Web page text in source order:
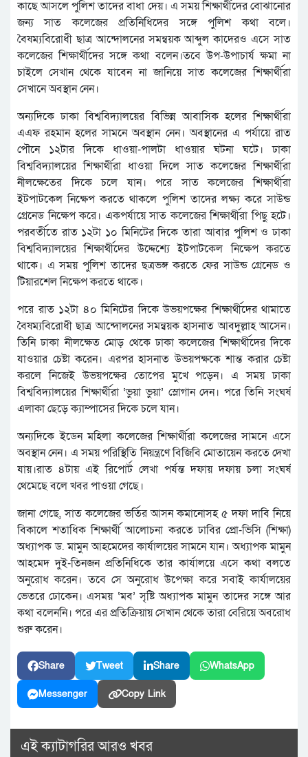
কাছে আসলে পুলিশ তাদের বাধা দেয়। এ সময় শিক্ষার্থীদের বোঝানোর
জন্য সাত কলেজের প্রতিনিধিদের সঙ্গে পুলিশ কথা বলে।
বৈষম্যবিরোধী ছাত্র আন্দোলনের সমন্বয়ক আব্দুল কাদেরও এসে সাত
কলেজের শিক্ষার্থীদের সঙ্গে কথা বলেন।তবে উপ-উপাচার্য ক্ষমা না
চাইলে সেখান থেকে যাবেন না জানিয়ে সাত কলেজের শিক্ষার্থীরা
সেখানে অবস্থান নেন।
অন্যদিকে ঢাকা বিশ্ববিদ্যালয়ের বিভিন্ন আবাসিক হলের শিক্ষার্থীরা
এএফ রহমান হলের সামনে অবস্থান নেন। অবস্থানের এ পর্যায়ে রাত
পৌনে ১২টার দিকে ধাওয়া-পালটা ধাওয়ার ঘটনা ঘটে। ঢাকা
বিশ্ববিদ্যালয়ের শিক্ষার্থীরা ধাওয়া দিলে সাত কলেজের শিক্ষার্থীরা
নীলক্ষেতের দিকে চলে যান। পরে সাত কলেজের শিক্ষার্থীরা
ইটপাটকেল নিক্ষেপ করতে থাকলে পুলিশ তাদের লক্ষ্য করে সাউন্ড
গ্রেনেড নিক্ষেপ করে। একপর্যায়ে সাত কলেজের শিক্ষার্থীরা পিছু হটে।
পরবর্তীতে রাত ১২টা ১০ মিনিটের দিকে তারা আবার পুলিশ ও ঢাকা
বিশ্ববিদ্যালয়ের শিক্ষার্থীদের উদ্দেশ্যে ইটপাটকেল নিক্ষেপ করতে
থাকে। এ সময় পুলিশ তাদের ছত্রভঙ্গ করতে ফের সাউন্ড গ্রেনেড ও
টিয়ারশেল নিক্ষেপ করতে থাকে।
পরে রাত ১২টা ৪০ মিনিটের দিকে উভয়পক্ষের শিক্ষার্থীদের থামাতে
বৈষম্যবিরোধী ছাত্র আন্দোলনের সমন্বয়ক হাসনাত আবদুল্লাহ আসেন।
তিনি ঢাকা নীলক্ষেত মোড় থেকে ঢাকা কলেজের শিক্ষার্থীদের দিকে
যাওয়ার চেষ্টা করেন। এরপর হাসনাত উভয়পক্ষকে শান্ত করার চেষ্টা
করলে নিজেই উভয়পক্ষের তোপের মুখে পড়েন। এ সময় ঢাকা
বিশ্ববিদ্যালয়ের শিক্ষার্থীরা ‘ভুয়া ভুয়া’ স্লোগান দেন। পরে তিনি সংঘর্ষ
এলাকা ছেড়ে ক্যাম্পাসের দিকে চলে যান।
অন্যদিকে ইডেন মহিলা কলেজের শিক্ষার্থীরা কলেজের সামনে এসে
অবস্থান নেন। এ সময় পরিস্থিতি নিয়ন্ত্রণে বিজিবি মোতায়েন করতে দেখা
যায়।রাত ৪টায় এই রিপোর্ট লেখা পর্যন্ত দফায় দফায় চলা সংঘর্ষ
থেমেছে বলে খবর পাওয়া গেছে।
জানা গেছে, সাত কলেজের ভর্তির আসন কমানোসহ ৫ দফা দাবি নিয়ে
বিকালে শতাধিক শিক্ষার্থী আলোচনা করতে ঢাবির প্রো-ভিসি (শিক্ষা)
অধ্যাপক ড. মামুন আহমেদের কার্যালয়ের সামনে যান। অধ্যাপক মামুন
আহমেদ দুই-তিনজন প্রতিনিধিকে তার কার্যালয়ে এসে কথা বলতে
অনুরোধ করেন। তবে সে অনুরোধ উপেক্ষা করে সবাই কার্যালয়ের
ভেতরে ঢোকেন। এসময় ‘মব’ সৃষ্টি অধ্যাপক মামুন তাদের সঙ্গে আর
কথা বলেননি। পরে এর প্রতিক্রিয়ায় সেখান থেকে তারা বেরিয়ে অবরোধ
শুরু করেন।
Share Tweet Share WhatsApp
Messenger Copy Link
এই ক্যাটাগরির আরও খবর